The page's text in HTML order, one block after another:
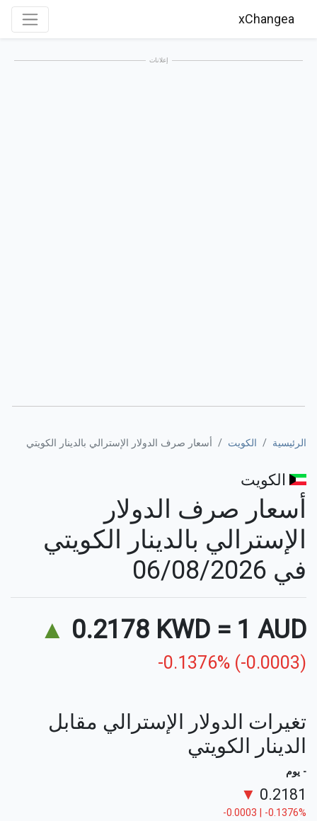
xChangea
إعلانات
الرئيسية الكويت أسعار صرف الدولار الإسترالي بالدينار الكويتي
الكويت
أسعار صرف الدولار
الإسترالي بالدينار الكويتي
في 06/08/2026
1 AUD
=
0.2178 KWD
▲
-0.1376% (-0.0003)
تغيرات الدولار الإسترالي مقابل
الدينار الكويتي
- يوم
0.2181
▼
-0.0003 | -0.1376%